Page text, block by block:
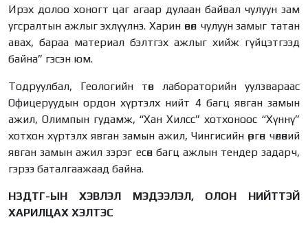
Ирэх долоо хоногт цаг агаар дулаан байвал чулуун зам
угсралтын ажлыг эхлүүлнэ. Харин өвөл чулуун замыг татан
авах, бараа материал бэлтгэх ажлыг хийж гүйцэтгээд
байна” гэсэн юм.
Тодруулбал, Геологийн төв лабораторийн уулзвараас
Офицеруудын ордон хүртэлх нийт 4 багц явган замын
ажил, Олимпын гудамж, “Хан Хилсс” хотхоноос “Хүннү”
хотхон хүртэлх явган замын ажил, Чингисийн өргөн чөлөөний
явган замын ажил зэрэг есөн багц ажлын тендер задарч,
гэрээ баталгаажаад байна.
НЗДТГ-ЫН ХЭВЛЭЛ МЭДЭЭЛЭЛ, ОЛОН НИЙТТЭЙ
ХАРИЛЦАХ ХЭЛТЭС